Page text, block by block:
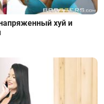
хуй и